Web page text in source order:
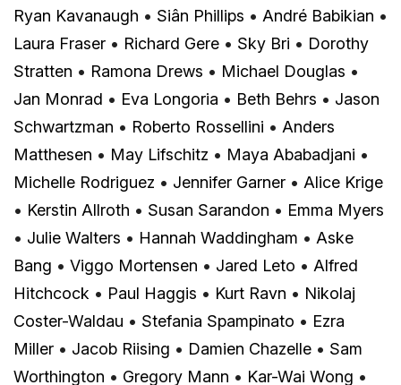
Ryan Kavanaugh • Siân Phillips • André Babikian •
Laura Fraser • Richard Gere • Sky Bri • Dorothy
Stratten • Ramona Drews • Michael Douglas •
Jan Monrad • Eva Longoria • Beth Behrs • Jason
Schwartzman • Roberto Rossellini • Anders
Matthesen • May Lifschitz • Maya Ababadjani •
Michelle Rodriguez • Jennifer Garner • Alice Krige
• Kerstin Allroth • Susan Sarandon • Emma Myers
• Julie Walters • Hannah Waddingham • Aske
Bang • Viggo Mortensen • Jared Leto • Alfred
Hitchcock • Paul Haggis • Kurt Ravn • Nikolaj
Coster-Waldau • Stefania Spampinato • Ezra
Miller • Jacob Riising • Damien Chazelle • Sam
Worthington • Gregory Mann • Kar-Wai Wong •